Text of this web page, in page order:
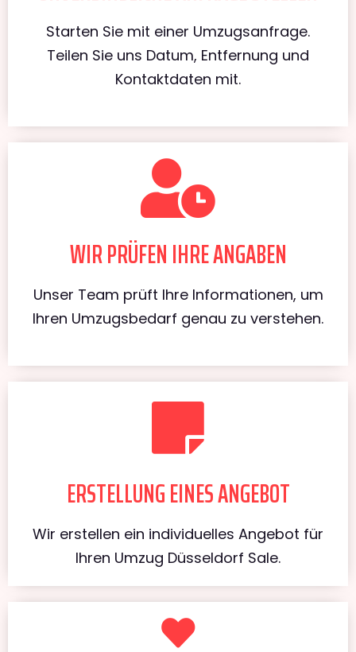
Starten Sie mit einer Umzugsanfrage.
Teilen Sie uns Datum, Entfernung und
Kontaktdaten mit.
WIR PRÜFEN IHRE ANGABEN
Unser Team prüft Ihre Informationen, um
Ihren Umzugsbedarf genau zu verstehen.
ERSTELLUNG EINES ANGEBOT
Wir erstellen ein individuelles Angebot für
Ihren Umzug Düsseldorf Sale.